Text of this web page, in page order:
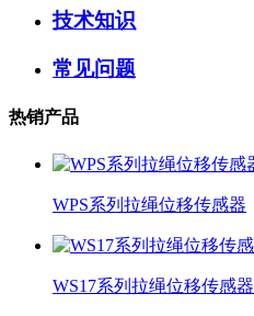
技术知识
常见问题
热销产品
WPS系列拉绳位移传感器
WS17系列拉绳位移传感器